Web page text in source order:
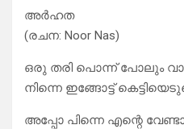
അർഹത
(രചന: Noor Nas)
ഒരു തരി പൊന്ന് പോലും
നിന്നെ ഇങ്ങോട്ട്
അപ്പോ പിന്നെ എന്റെ